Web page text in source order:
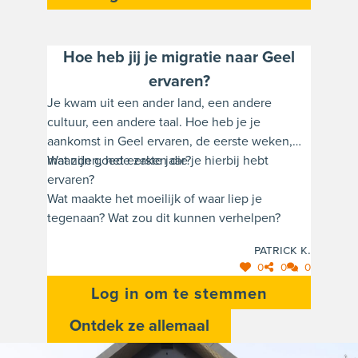
Hoe heb jij je migratie naar Geel
ervaren?
Je kwam uit een ander land, een andere
cultuur, een andere taal. Hoe heb je je
aankomst in Geel ervaren, de eerste weken,
maanden, het eerste jaar?
Wat zijn goede zaken die je hierbij hebt
ervaren?
Wat maakte het moeilijk of waar liep je
tegenaan? Wat zou dit kunnen verhelpen?
Patrick K.
0 0 0
Log in om te stemmen
Ontdek ze allemaal